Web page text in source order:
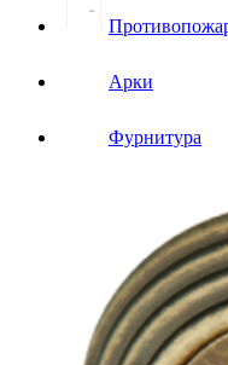
Арки
Фурнитура